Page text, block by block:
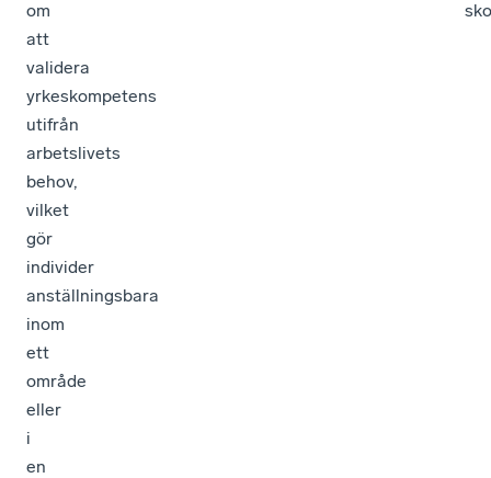
om
att
validera
yrkeskompetens
utifrån
arbetslivets
behov,
vilket
gör
individer
anställningsbara
inom
ett
område
eller
i
en